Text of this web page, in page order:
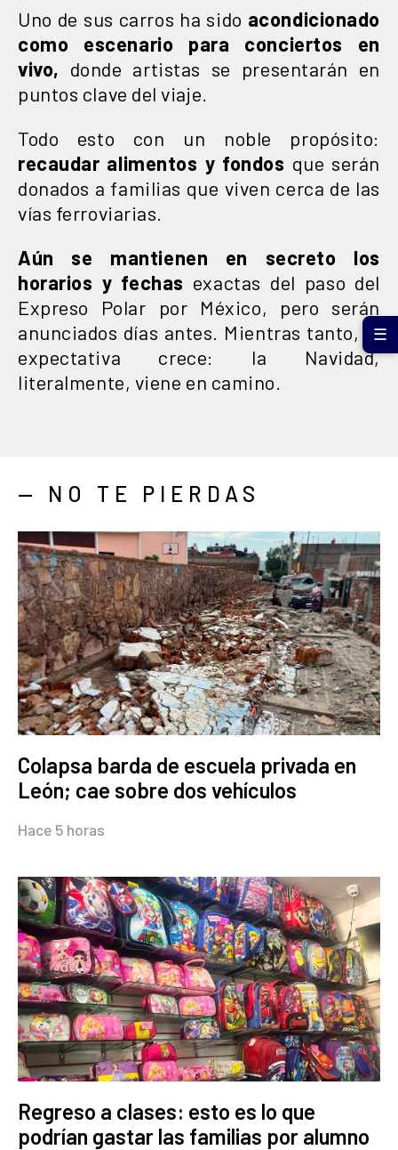
Uno de sus carros ha sido acondicionado
como escenario para conciertos en
vivo, donde artistas se presentarán en
puntos clave del viaje.
Todo esto con un noble propósito:
recaudar alimentos y fondos que serán
donados a familias que viven cerca de las
vías ferroviarias.
Aún se mantienen en secreto los
horarios y fechas exactas del paso del
Expreso Polar por México, pero serán
anunciados días antes. Mientras tanto, la
expectativa crece: la Navidad,
literalmente, viene en camino.
— NO TE PIERDAS
Colapsa barda de escuela privada en
León; cae sobre dos vehículos
Hace 5 horas
Regreso a clases: esto es lo que
podrían gastar las familias por alumno
☰